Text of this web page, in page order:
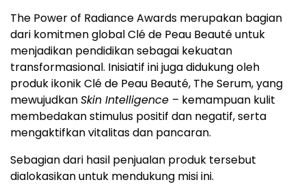
The Power of Radiance Awards merupakan bagian
dari komitmen global Clé de Peau Beauté untuk
menjadikan pendidikan sebagai kekuatan
transformasional. Inisiatif ini juga didukung oleh
produk ikonik Clé de Peau Beauté, The Serum, yang
mewujudkanSkin Intelligence – kemampuan kulit
membedakan stimulus positif dan negatif, serta
mengaktifkan vitalitas dan pancaran.
Sebagian dari hasil penjualan produk tersebut
dialokasikan untuk mendukung misi ini.